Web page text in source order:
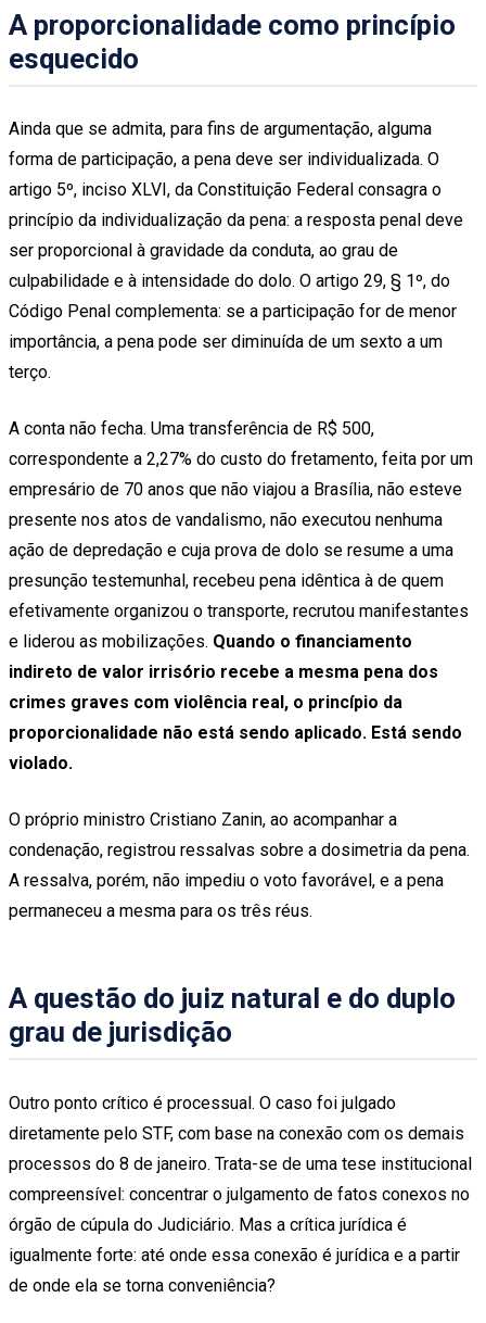
A proporcionalidade como princípio
esquecido
Ainda que se admita, para fins de argumentação, alguma
forma de participação, a pena deve ser individualizada. O
artigo 5º, inciso XLVI, da Constituição Federal consagra o
princípio da individualização da pena: a resposta penal deve
ser proporcional à gravidade da conduta, ao grau de
culpabilidade e à intensidade do dolo. O artigo 29, § 1º, do
Código Penal complementa: se a participação for de menor
importância, a pena pode ser diminuída de um sexto a um
terço.
A conta não fecha. Uma transferência de R$ 500,
correspondente a 2,27% do custo do fretamento, feita por um
empresário de 70 anos que não viajou a Brasília, não esteve
presente nos atos de vandalismo, não executou nenhuma
ação de depredação e cuja prova de dolo se resume a uma
presunção testemunhal, recebeu pena idêntica à de quem
efetivamente organizou o transporte, recrutou manifestantes
e liderou as mobilizações. Quando o financiamento
indireto de valor irrisório recebe a mesma pena dos
crimes graves com violência real, o princípio da
proporcionalidade não está sendo aplicado. Está sendo
violado.
O próprio ministro Cristiano Zanin, ao acompanhar a
condenação, registrou ressalvas sobre a dosimetria da pena.
A ressalva, porém, não impediu o voto favorável, e a pena
permaneceu a mesma para os três réus.
A questão do juiz natural e do duplo
grau de jurisdição
Outro ponto crítico é processual. O caso foi julgado
diretamente pelo STF, com base na conexão com os demais
processos do 8 de janeiro. Trata-se de uma tese institucional
compreensível: concentrar o julgamento de fatos conexos no
órgão de cúpula do Judiciário. Mas a crítica jurídica é
igualmente forte: até onde essa conexão é jurídica e a partir
de onde ela se torna conveniência?